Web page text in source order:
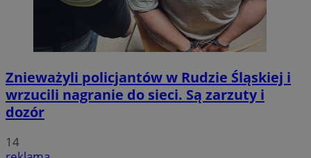
Znieważyli policjantów w Rudzie Śląskiej i
wrzucili nagranie do sieci. Są zarzuty i
dozór
14